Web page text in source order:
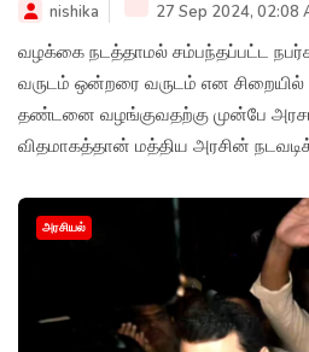
nishika 27 Sep 2024, 02:08
வழக்கை நடத்தாமல் சம்பந்தப்பட்ட
வருடம் ஒன்றரை வருடம் என
தண்டனை வழங்குவதற்கு முன்பே
விதமாகத்தான் மத்திய அரசின்
தெரிவித்துள்ளார்.
அரசியல்